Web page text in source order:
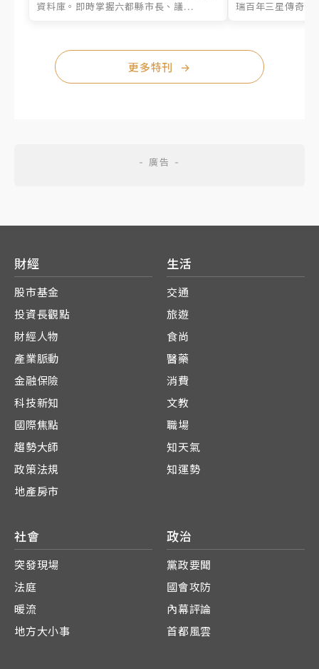
資料庫。即時掌握六都縣市長、議...
瑞百年三星傳奇、
更多特刊 →
財經
股市基金
投資長觀點
財經人物
產業脈動
金融保險
科技新知
國際焦點
趨勢大師
政策法規
地產房市
生活
交通
旅遊
食尚
醫藥
消費
文教
職場
知天氣
知運勢
社會
突發現場
法庭
暖流
地方大小事
政治
黨政要聞
國會攻防
內幕評論
首都風雲